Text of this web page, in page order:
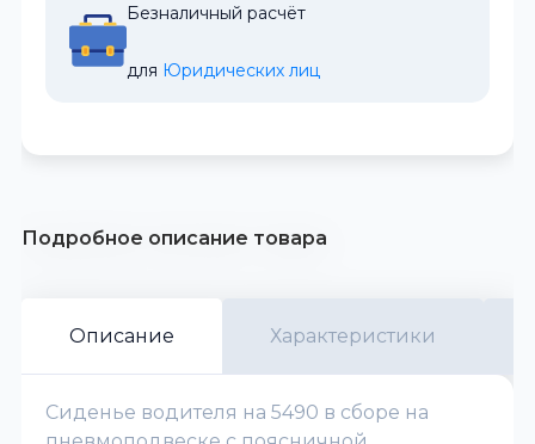
Безналичный расчёт
для Юридических лиц
Подробное описание товара
Описание Характеристики
Сиденье водителя на 5490 в сборе на